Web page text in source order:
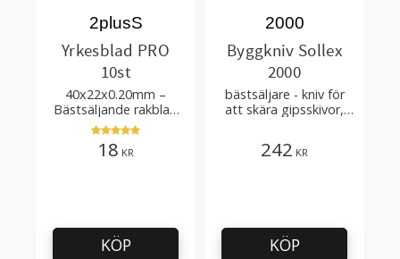
Yrkesblad PRO
10st
40x22x0.20mm –
Bästsäljande rakblad
för att skära tapet, tyg,
filt, hobby bruk
2plusS
18 KR
KÖP
Byggkniv Sollex
2000
bästsäljare - kniv för
att skära gipsskivor,
2000
242 KR
KÖP